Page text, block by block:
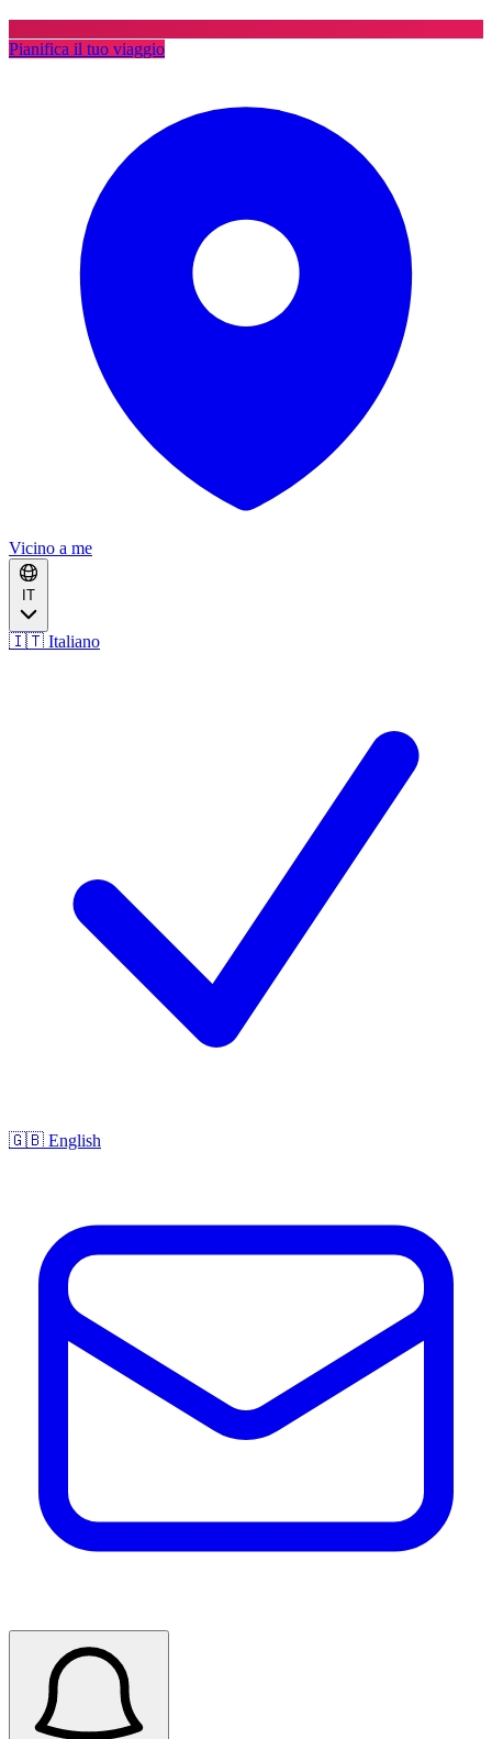
Pianifica il tuo viaggio
Vicino a me
IT
🇮🇹 Italiano
🇬🇧 English